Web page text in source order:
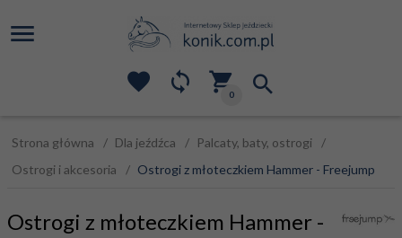
0
Strona główna Dla jeźdźca
Palcaty, baty, ostrogi
Ostrogi i akcesoria
Ostrogi z młoteczkiem Hammer - Freejump
Ostrogi z młoteczkiem Hammer -